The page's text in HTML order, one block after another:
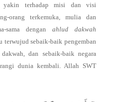
yakin terhadap misi dan visi
orang terkemuka, mulia dan
sama dengan ahlud dakwah
terwujud sebaik-baik pengemban
dan sebaik-baik negara
dunia kembali. Allah SWT